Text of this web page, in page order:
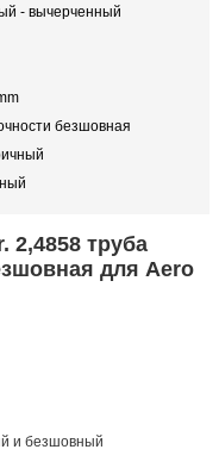
- вычерченный
безшовная
2,4858 труба
для Aero
и безшовный